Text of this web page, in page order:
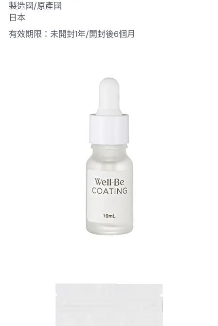
製造國/原產國
日本
有效期限：未開封1年/開封後6個月